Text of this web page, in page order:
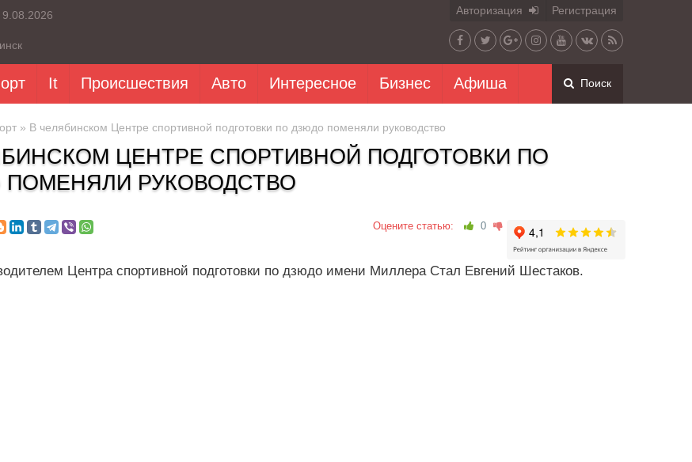
9.08.2026 Авторизация Регистрация
It Происшествия Авто Интересное Бизнес Афиша Поиск
» В челябинском Центре спортивной подготовки по дзюдо поменяли руководство
ЦЕНТРЕ СПОРТИВНОЙ ПОДГОТОВКИ ПО
РУКОВОДСТВО
Оцените статью: 0
Центра спортивной подготовки по дзюдо имени Миллера Стал Евгений Шестаков.